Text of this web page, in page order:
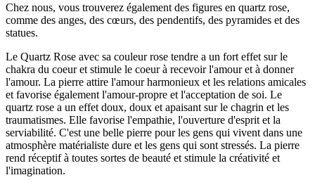
Chez nous, vous trouverez également des figures en quartz rose,
comme des anges, des cœurs, des pendentifs, des pyramides et des
statues.
Le Quartz Rose avec sa couleur rose tendre a un fort effet sur le
chakra du coeur et stimule le coeur à recevoir l'amour et à donner
l'amour. La pierre attire l'amour harmonieux et les relations amicales
et favorise également l'amour-propre et l'acceptation de soi. Le
quartz rose a un effet doux, doux et apaisant sur le chagrin et les
traumatismes. Elle favorise l'empathie, l'ouverture d'esprit et la
serviabilité. C'est une belle pierre pour les gens qui vivent dans une
atmosphère matérialiste dure et les gens qui sont stressés. La pierre
rend réceptif à toutes sortes de beauté et stimule la créativité et
l'imagination.